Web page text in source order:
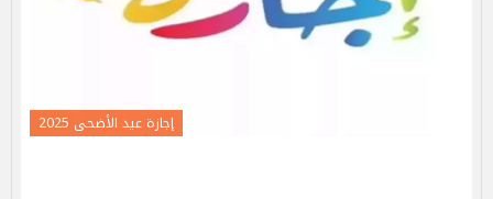
إجازة عيد الأضحى 2025